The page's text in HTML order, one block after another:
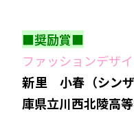
■奨励賞■
ファッションデザ
新里 小春（シン
庫県立川西北陵高